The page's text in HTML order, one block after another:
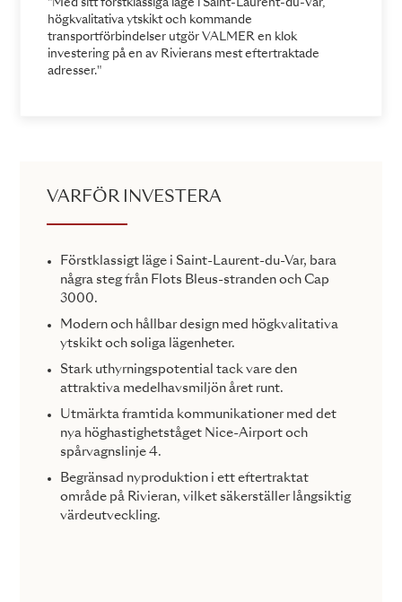
"Med sitt förstklassiga läge i Saint-Laurent-du-Var,
högkvalitativa ytskikt och kommande
transportförbindelser utgör VALMER en klok
investering på en av Rivierans mest eftertraktade
adresser."
VARFÖR INVESTERA
Förstklassigt läge i Saint-Laurent-du-Var, bara
några steg från Flots Bleus-stranden och Cap
3000.
Modern och hållbar design med högkvalitativa
ytskikt och soliga lägenheter.
Stark uthyrningspotential tack vare den
attraktiva medelhavsmiljön året runt.
Utmärkta framtida kommunikationer med det
nya höghastighetståget Nice-Airport och
spårvagnslinje 4.
Begränsad nyproduktion i ett eftertraktat
område på Rivieran, vilket säkerställer långsiktig
värdeutveckling.